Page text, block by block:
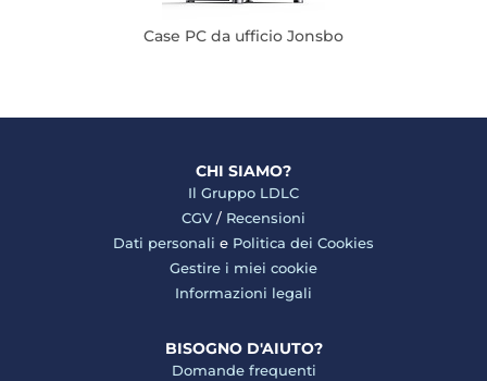
Case PC da ufficio Jonsbo
CHI SIAMO?
Il Gruppo LDLC
CGV / Recensioni
Dati personali e Politica dei Cookies
Gestire i miei cookie
Informazioni legali
BISOGNO D'AIUTO?
Domande frequenti